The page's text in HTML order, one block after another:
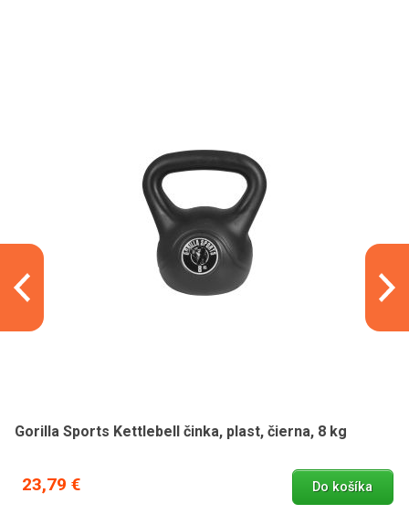
Gorilla Sports Kettlebell činka, plast, čierna, 8 kg
23,79 € Do košíka